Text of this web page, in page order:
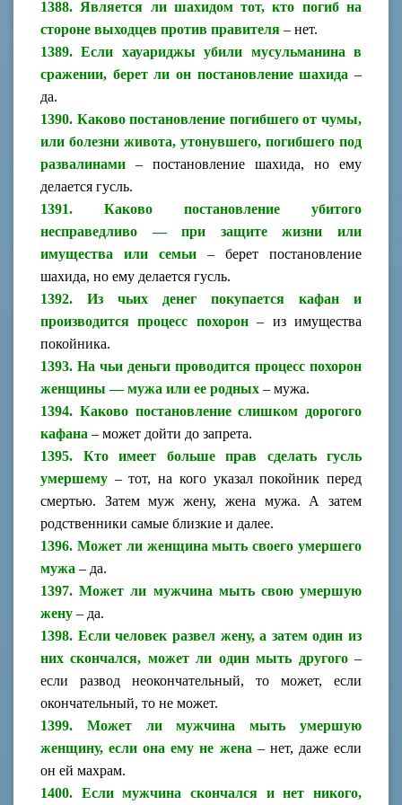
1388. Является ли шахидом тот, кто погиб на
стороне выходцев против правителя – нет.
1389. Если хауариджы убили мусульманина в
сражении, берет ли он постановление шахида –
да.
1390. Каково постановление погибшего от чумы,
или болезни живота, утонувшего, погибшего под
развалинами
– постановление шахида, но ему
делается гусль.
1391. Каково постановление убитого
несправедливо — при защите жизни или
имущества или семьи – берет постановление
шахида, но ему делается гусль.
1392. Из чьих денег покупается кафан и
производится процесс похорон– из имущества
покойника.
1393. На чьи деньги проводится процесс похорон
женщины — мужа или ее родных – мужа.
1394. Каково постановление слишком дорогого
кафана – может дойти до запрета.
1395. Кто имеет больше прав сделать гусль
умершему – тот, на кого указал покойник перед
смертью. Затем муж жену, жена мужа. А затем
родственники самые близкие и далее.
1396. Может ли женщина мыть своего умершего
мужа – да.
1397. Может ли мужчина мыть свою умершую
жену – да.
1398. Если человек развел жену, а затем один из
них скончался, может ли один мыть другого –
если развод неокончательный, то может, если
окончательный, то не может.
1399. Может ли мужчина мыть умершую
женщину, если она ему не жена – нет, даже если
он ей махрам.
1400. Если мужчина скончался и нет никого,